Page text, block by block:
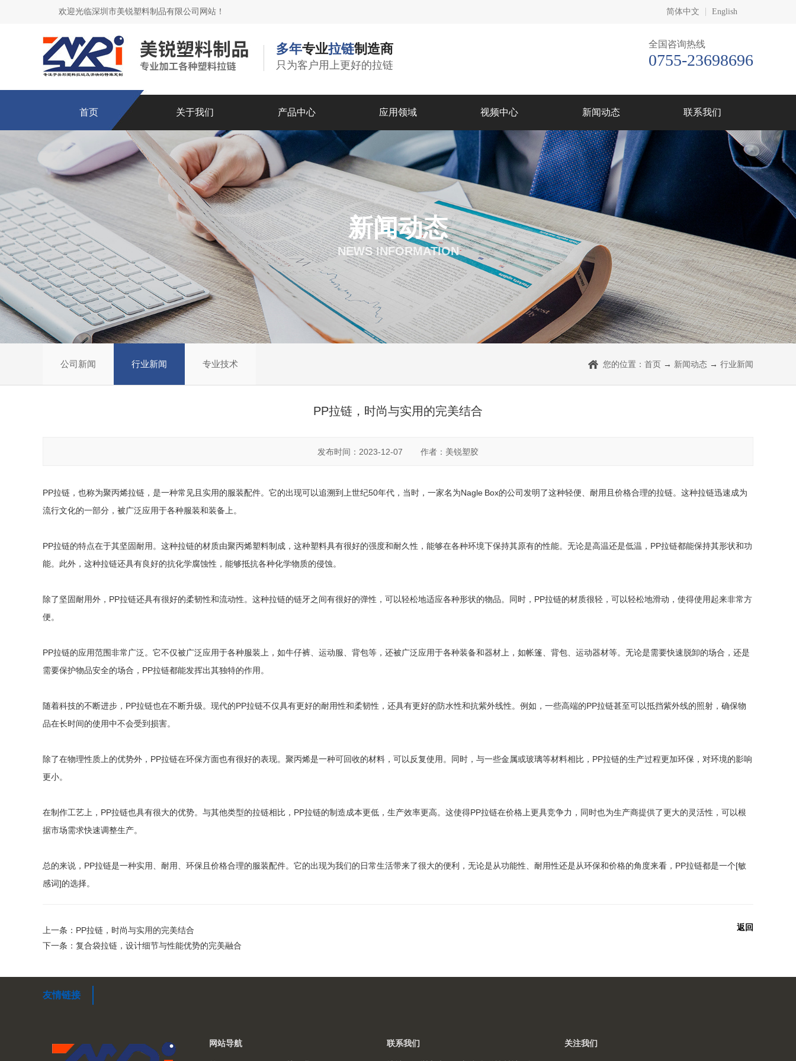
欢迎光临深圳市美锐塑料制品有限公司网站！ 简体中文 English
多年专业拉链制造商
只为客户用上更好的拉链
全国咨询热线
0755-23698696
首页 关于我们 产品中心 应用领域 视频中心 新闻动态 联系我们
新闻动态
NEWS INFORMATION
公司新闻 行业新闻 专业技术 您的位置： 首页 → 新闻动态 → 行业新闻
PP拉链，时尚与实用的完美结合
发布时间：2023-12-07 作者：美锐塑胶
PP拉链，也称为聚丙烯拉链，是一种常见且实用的服装配件。它的出现可以追溯到上世纪50年代，当时，一家名为Nagle Box的公司发明了这种轻便、耐用且价格合理的拉链。这种拉链迅速成为
流行文化的一部分，被广泛应用于各种服装和装备上。
PP拉链的特点在于其坚固耐用。这种拉链的材质由聚丙烯塑料制成，这种塑料具有很好的强度和耐久性，能够在各种环境下保持其原有的性能。无论是高温还是低温，PP拉链都能保持其形状和功
能。此外，这种拉链还具有良好的抗化学腐蚀性，能够抵抗各种化学物质的侵蚀。
除了坚固耐用外，PP拉链还具有很好的柔韧性和流动性。这种拉链的链牙之间有很好的弹性，可以轻松地适应各种形状的物品。同时，PP拉链的材质很轻，可以轻松地滑动，使得使用起来非常方
便。
PP拉链的应用范围非常广泛。它不仅被广泛应用于各种服装上，如牛仔裤、运动服、背包等，还被广泛应用于各种装备和器材上，如帐篷、背包、运动器材等。无论是需要快速脱卸的场合，还是
需要保护物品安全的场合，PP拉链都能发挥出其独特的作用。
随着科技的不断进步，PP拉链也在不断升级。现代的PP拉链不仅具有更好的耐用性和柔韧性，还具有更好的防水性和抗紫外线性。例如，一些高端的PP拉链甚至可以抵挡紫外线的照射，确保物
品在长时间的使用中不会受到损害。
除了在物理性质上的优势外，PP拉链在环保方面也有很好的表现。聚丙烯是一种可回收的材料，可以反复使用。同时，与一些金属或玻璃等材料相比，PP拉链的生产过程更加环保，对环境的影响
更小。
在制作工艺上，PP拉链也具有很大的优势。与其他类型的拉链相比，PP拉链的制造成本更低，生产效率更高。这使得PP拉链在价格上更具竞争力，同时也为生产商提供了更大的灵活性，可以根
据市场需求快速调整生产。
总的来说，PP拉链是一种实用、耐用、环保且价格合理的服装配件。它的出现为我们的日常生活带来了很大的便利，无论是从功能性、耐用性还是从环保和价格的角度来看，PP拉链都是一个[敏
感词]的选择。
返回
上一条：PP拉链，时尚与实用的完美结合
下一条：复合袋拉链，设计细节与性能优势的完美融合
友情链接
网站导航 联系我们 关注我们